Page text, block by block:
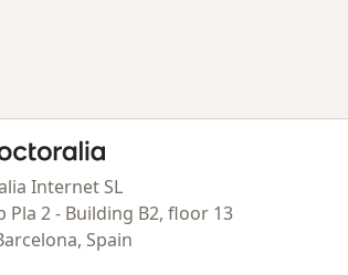
- Página de inicio
Internet SL
Pla 2 - Building B2, floor 13
Spain